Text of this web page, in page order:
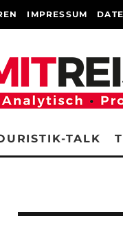
IMPRESSUM
TALK